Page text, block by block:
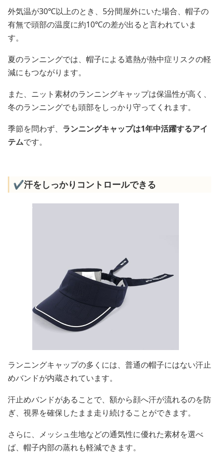
外気温が30℃以上のとき、5分間屋外にいた場合、帽子の
有無で頭部の温度に約10℃の差が出ると言われていま
す。
夏のランニングでは、帽子による遮熱が熱中症リスクの軽
減にもつながります。
また、ニット素材のランニングキャップは保温性が高く、
冬のランニングでも頭部をしっかり守ってくれます。
季節を問わず、 ランニングキャップは1年中活躍するアイ
テムです。
✔️汗をしっかりコントロールできる
ランニングキャップの多くには、普通の帽子にはない汗止
めバンドが内蔵されています。
汗止めバンドがあることで、額から顔へ汗が流れるのを防
ぎ、視界を確保したまま走り続けることができます。
さらに、メッシュ生地などの通気性に優れた素材を選べ
ば、帽子内部の蒸れも軽減できます。